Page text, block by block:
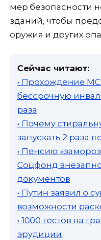
мер безопасности
зданий, чтобы
оружия и других
Сейчас читают:
• Прохождение
бессрочную
раза
• Почему
запускать 2 раза
• Пенсию
Соцфонд
документов
• Путин заявил о
возможности
• 1000 тестов на
эрудиции